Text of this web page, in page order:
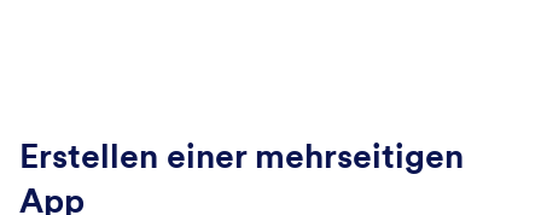
Erstellen einer mehrseitigen
App